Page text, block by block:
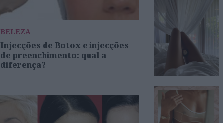
BELEZA
Injecções de Botox e injecções
de preenchimento: qual a
diferença?